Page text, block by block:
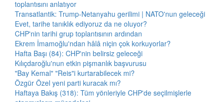
toplantısını anlatıyor
Transatlantik: Trump-Netanyahu gerilimi | NATO'nun geleceği
Evet, tarihe tanıklık ediyoruz da ne oluyor?
CHP'nin tarihi grup toplantısının ardından
Ekrem İmamoğlu'ndan hâlâ niçin çok korkuyorlar?
Hafta Başı (84): CHP'nin belirsiz geleceği
Kılıçdaroğlu'nun etkin pişmanlık başvurusu
"Bay Kemal" "Reis"i kurtarabilecek mi?
Özgür Özel yeni parti kuracak mı?
Haftaya Bakış (318): Tüm yönleriyle CHP'de seçilmişlerle